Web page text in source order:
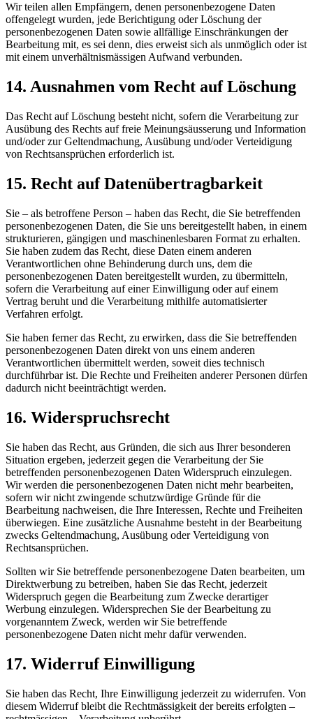
Wir teilen allen Empfängern, denen personenbezogene Daten
offengelegt wurden, jede Berichtigung oder Löschung der
personenbezogenen Daten sowie allfällige Einschränkungen der
Bearbeitung mit, es sei denn, dies erweist sich als unmöglich oder ist
mit einem unverhältnismässigen Aufwand verbunden.
14. Ausnahmen vom Recht auf Löschung
Das Recht auf Löschung besteht nicht, sofern die Verarbeitung zur
Ausübung des Rechts auf freie Meinungsäusserung und Information
und/oder zur Geltendmachung, Ausübung und/oder Verteidigung
von Rechtsansprüchen erforderlich ist.
15. Recht auf Datenübertragbarkeit
Sie – als betroffene Person – haben das Recht, die Sie betreffenden
personenbezogenen Daten, die Sie uns bereitgestellt haben, in einem
strukturieren, gängigen und maschinenlesbaren Format zu erhalten.
Sie haben zudem das Recht, diese Daten einem anderen
Verantwortlichen ohne Behinderung durch uns, dem die
personenbezogenen Daten bereitgestellt wurden, zu übermitteln,
sofern die Verarbeitung auf einer Einwilligung oder auf einem
Vertrag beruht und die Verarbeitung mithilfe automatisierter
Verfahren erfolgt.
Sie haben ferner das Recht, zu erwirken, dass die Sie betreffenden
personenbezogenen Daten direkt von uns einem anderen
Verantwortlichen übermittelt werden, soweit dies technisch
durchführbar ist. Die Rechte und Freiheiten anderer Personen dürfen
dadurch nicht beeinträchtigt werden.
16. Widerspruchsrecht
Sie haben das Recht, aus Gründen, die sich aus Ihrer besonderen
Situation ergeben, jederzeit gegen die Verarbeitung der Sie
betreffenden personenbezogenen Daten Widerspruch einzulegen.
Wir werden die personenbezogenen Daten nicht mehr bearbeiten,
sofern wir nicht zwingende schutzwürdige Gründe für die
Bearbeitung nachweisen, die Ihre Interessen, Rechte und Freiheiten
überwiegen. Eine zusätzliche Ausnahme besteht in der Bearbeitung
zwecks Geltendmachung, Ausübung oder Verteidigung von
Rechtsansprüchen.
Sollten wir Sie betreffende personenbezogene Daten bearbeiten, um
Direktwerbung zu betreiben, haben Sie das Recht, jederzeit
Widerspruch gegen die Bearbeitung zum Zwecke derartiger
Werbung einzulegen. Widersprechen Sie der Bearbeitung zu
vorgenanntem Zweck, werden wir Sie betreffende
personenbezogene Daten nicht mehr dafür verwenden.
17. Widerruf Einwilligung
Sie haben das Recht, Ihre Einwilligung jederzeit zu widerrufen. Von
diesem Widerruf bleibt die Rechtmässigkeit der bereits erfolgten –